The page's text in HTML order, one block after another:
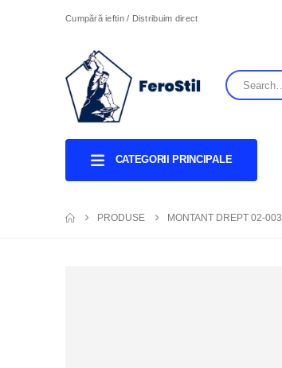
Cumpără ieftin / Distribuim direct
CATEGORII PRINCIPALE
PRODUSE MONTANT DREPT 02-003